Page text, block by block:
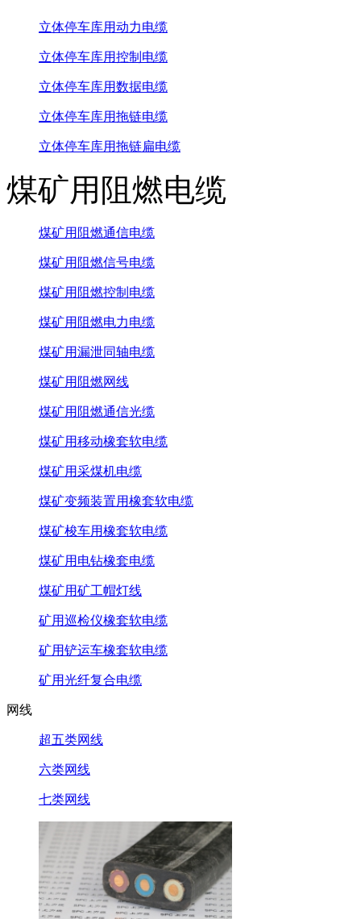
立体停车库用动力电缆
立体停车库用控制电缆
立体停车库用数据电缆
立体停车库用拖链电缆
立体停车库用拖链扁电缆
煤矿用阻燃电缆
煤矿用阻燃通信电缆
煤矿用阻燃信号电缆
煤矿用阻燃控制电缆
煤矿用阻燃电力电缆
煤矿用漏泄同轴电缆
煤矿用阻燃网线
煤矿用阻燃通信光缆
煤矿用移动橡套软电缆
煤矿用采煤机电缆
煤矿变频装置用橡套软电缆
煤矿梭车用橡套软电缆
煤矿用电钻橡套电缆
煤矿用矿工帽灯线
矿用巡检仪橡套软电缆
矿用铲运车橡套软电缆
矿用光纤复合电缆
网线
超五类网线
六类网线
七类网线